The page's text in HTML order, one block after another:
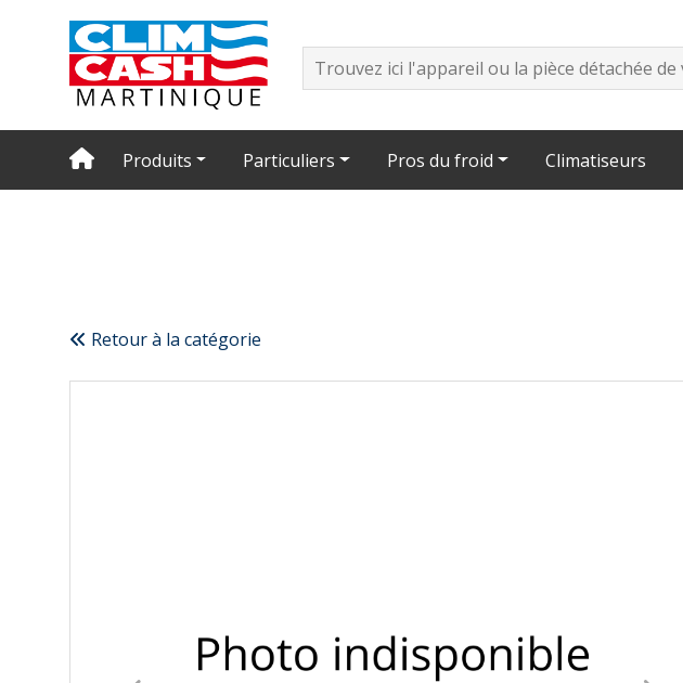
Produits Particuliers Pros du froid Climatiseurs
Retour à la catégorie